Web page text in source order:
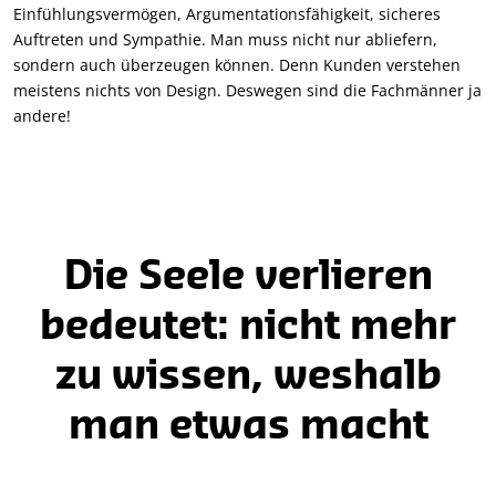
Einfühlungsvermögen, Argumentationsfähigkeit, sicheres
Auftreten und Sympathie. Man muss nicht nur abliefern,
sondern auch überzeugen können. Denn Kunden verstehen
meistens nichts von Design. Deswegen sind die Fachmänner ja
andere!
Die Seele verlieren
bedeutet: nicht mehr
zu wissen, weshalb
man etwas macht